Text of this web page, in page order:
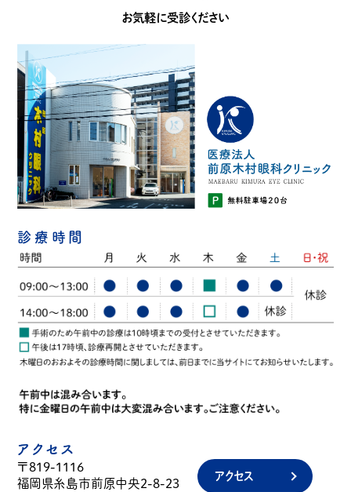
お気軽に受診ください
診療時間
アクセス
〒819-1116
福岡県糸島市前原中央2-8-23
アクセス